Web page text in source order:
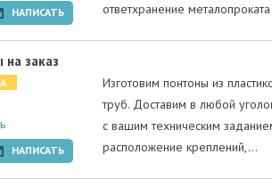
НАПИСАТЬ
ответхранение
заказ
НАПИСАТЬ
Изготовим понтоны из
труб. Доставим в любой
с вашим техническим
расположение креплений,…